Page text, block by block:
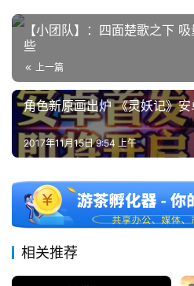
【小团队】：四面楚歌之下
些
上一篇
角色新原画出炉 《灵妖记》
2017年11月15日 9:54 上午
相关推荐